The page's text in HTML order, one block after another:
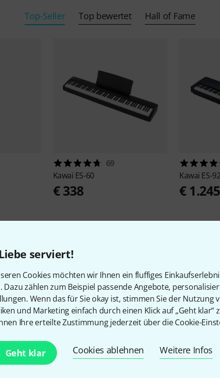
serviert!
Cookies möchten wir Ihnen ein fluffiges
Dazu zählen zum Beispiel passende Angebote,
Wenn das für Sie okay ist, stimmen Sie der Nutzung
und Marketing einfach durch einen Klick auf „Geht klar“
Ihre erteilte Zustimmung jederzeit über die Cookie-
Geht klar Cookies ablehnen Weitere Infos
Top-Seller Top bewertet Hall of Fame
69
Kawai ES-60
€ 338
Kawai ES-
€ 1.245
Kawai Angebote
Schnäppchen Aktuelle Deals